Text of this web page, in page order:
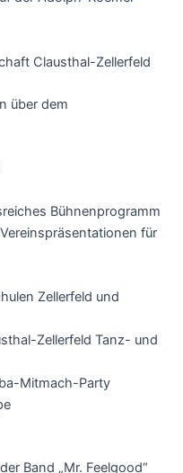
Clausthal-Zellerfeld
über dem
Bühnenprogramm
für
Zellerfeld und
Zellerfeld Tanz- und
Mitmach-Party
Band „Mr. Feelgood“